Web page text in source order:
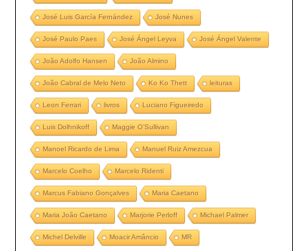
José Luis García Fernández José Nunes
José Paulo Paes José Ángel Leyva José Ángel Valente
João Adolfo Hansen João Almino
João Cabral de Melo Neto Ko Ko Thett leituras
Leon Ferrari livros Luciano Figueiredo
Luis Dolhnikoff Maggie O’Sullivan
Manoel Ricardo de Lima Manuel Ruiz Amezcua
Marcelo Coelho Marcelo Ridenti
Marcus Fabiano Gonçalves Maria Caetano
Maria João Caetano Marjorie Perloff Michael Palmer
Michel Delville Moacir Amâncio MR